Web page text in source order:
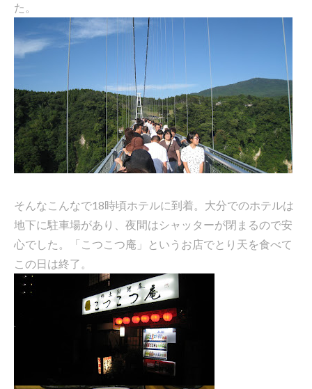
た。
そんなこんなで18時頃ホテルに到着。大分でのホテルは
地下に駐車場があり、夜間はシャッターが閉まるので安
心でした。「こつこつ庵」というお店でとり天を食べて
この日は終了。